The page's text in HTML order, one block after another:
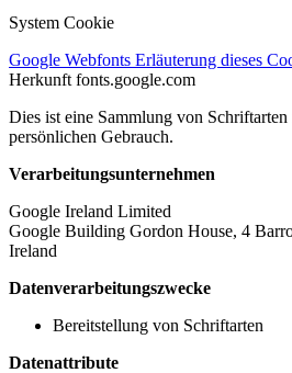
System Cookie
Google Webfonts Erläuterung dieses
Herkunft fonts.google.com
Dies ist eine Sammlung von
persönlichen Gebrauch.
Verarbeitungsunternehmen
Google Ireland Limited
Google Building Gordon House, 4
Ireland
Datenverarbeitungszwecke
Bereitstellung von Schriftarten
Datenattribute